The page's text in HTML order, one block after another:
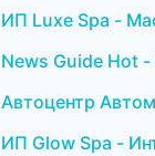
ИП Luxe Spa -
News Guide Hot
Автоцентр
ИП Glow Spa -